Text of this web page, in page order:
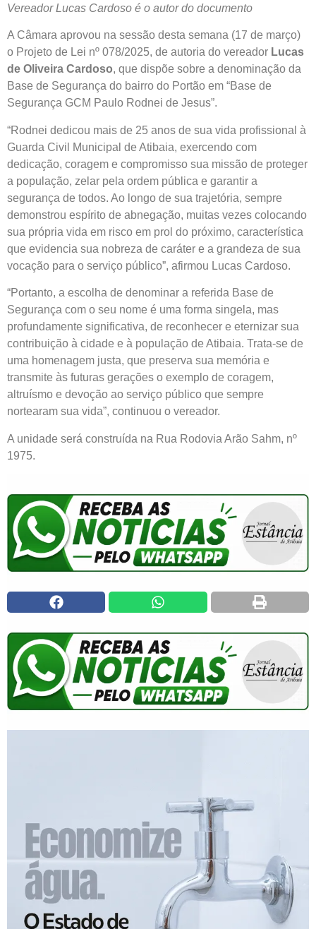
Vereador Lucas Cardoso é o autor do documento
A Câmara aprovou na sessão desta semana (17 de março)
o Projeto de Lei nº 078/2025, de autoria do vereador Lucas
de Oliveira Cardoso, que dispõe sobre a denominação da
Base de Segurança do bairro do Portão em “Base de
Segurança GCM Paulo Rodnei de Jesus”.
“Rodnei dedicou mais de 25 anos de sua vida profissional à
Guarda Civil Municipal de Atibaia, exercendo com
dedicação, coragem e compromisso sua missão de proteger
a população, zelar pela ordem pública e garantir a
segurança de todos. Ao longo de sua trajetória, sempre
demonstrou espírito de abnegação, muitas vezes colocando
sua própria vida em risco em prol do próximo, característica
que evidencia sua nobreza de caráter e a grandeza de sua
vocação para o serviço público”, afirmou Lucas Cardoso.
“Portanto, a escolha de denominar a referida Base de
Segurança com o seu nome é uma forma singela, mas
profundamente significativa, de reconhecer e eternizar sua
contribuição à cidade e à população de Atibaia. Trata-se de
uma homenagem justa, que preserva sua memória e
transmite às futuras gerações o exemplo de coragem,
altruísmo e devoção ao serviço público que sempre
nortearam sua vida”, continuou o vereador.
A unidade será construída na Rua Rodovia Arão Sahm, nº
1975.